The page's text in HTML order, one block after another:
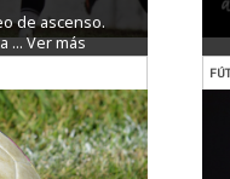
de ascenso.
... Ver más